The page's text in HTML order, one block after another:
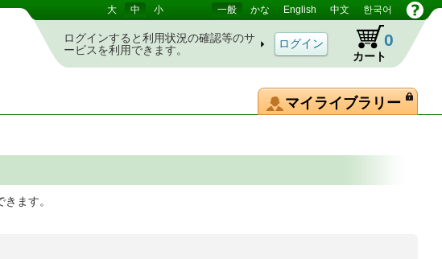
大 中 小 一般 かな English 中文 한국어
ログインすると利用状況の確認等のサ
ービスを利用できます。
カート
0
マイライブラリー
ます。